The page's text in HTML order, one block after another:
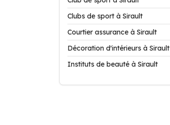
Clubs de sport à Sirault
Courtier assurance à Sirault
Décoration d'intérieurs à Sirault
Instituts de beauté à Sirault